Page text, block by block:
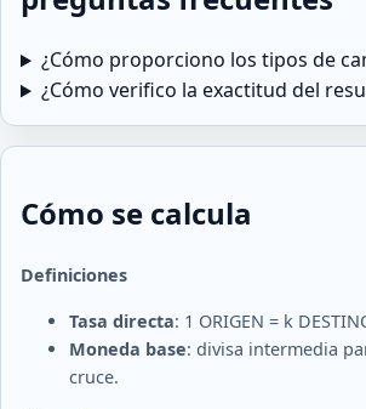
¿Cómo proporciono los tipos de
¿Cómo verifico la exactitud del
Cómo se calcula
Definiciones
Tasa directa: 1 ORIGEN = k
Moneda base: divisa intermedia
cruce.